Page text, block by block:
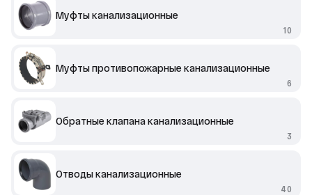
Муфты канализационные
10
Муфты противопожарные канализационные
6
Обратные клапана канализационные
3
Отводы канализационные
40